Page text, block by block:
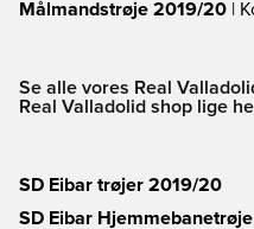
Målmandstrøje 2019/20 |
Se alle vores Real
Real Valladolid shop lige
SD Eibar trøjer 2019/20
SD Eibar